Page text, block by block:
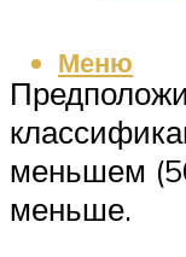
Меню
меньшем
меньше.